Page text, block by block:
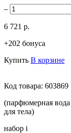
–
6 721 р.
+202 бонуса
Купить В корзине
Код товара: 603869
(парфюмерная
для тела)
набор i